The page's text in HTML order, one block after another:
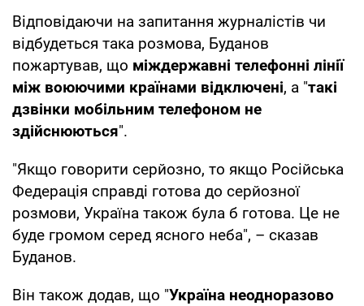
Відповідаючи на запитання журналістів чи
відбудеться така розмова, Буданов
пожартував, що міждержавні телефонні лінії
між воюючими країнами відключені, а "такі
дзвінки мобільним телефоном не
здійснюються".
"Якщо говорити серйозно, то якщо Російська
Федерація справді готова до серйозної
розмови, Україна також була б готова. Це не
буде громом серед ясного неба", – сказав
Буданов.
Він також додав, що "Україна неодноразово